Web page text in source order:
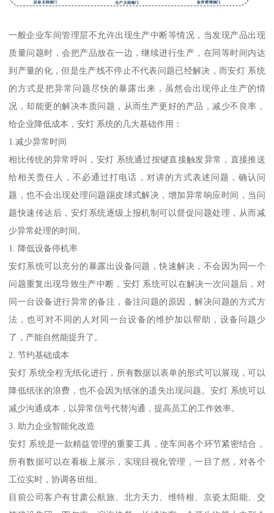
一般企业车间管理层不允许出现生产中断等情况，当发现产品出现
质量问题时，会把产品放在一边，继续进行生产，在同等时间内达
到产量的化，但是生产线不停止不代表问题已经解决，而安灯 系统
的方式是把异常问题尽快的暴露出来，虽然会出现停止生产的情
况，却能更的解决本质问题，从而生产更好的产品，减少不良率，
给企业降低成本，安灯 系统的几大基础作用：
1.减少异常时间
相比传统的异常呼叫，安灯 系统通过按键直接触发异常，直接推送
给相关责任人，不必通过打电话，对讲的方式表述问题，确认问
题，也不会出现处理问题踢皮球式解决，增加异常响应时间，当问
题快速传达后，安灯系统逐级上报机制可以督促问题处理，从而减
少异常处理的时间。
1. 降低设备停机率
安灯系统可以充分的暴露出设备问题，快速解决，不会因为同一个
问题重复出现导致生产中断，安灯 系统可以在解决一次问题后，对
同一台设备进行异常的备注，备注问题的原因，解决问题的方式方
法，也可对不同的人对同一台设备的维护加以帮助，设备问题少
了，产能自然能提升了。
2. 节约基础成本
安灯 系统全程无纸化进行，所有数据以表单的形式可以展现，可以
降低纸张的浪费，也不会因为纸张的遗失出现问题。安灯 系统可以
减少沟通成本，以异常信号代替沟通，提高员工的工作效率。
3. 助力企业智能化改造
安灯 系统是一款精益管理的重要工具，使车间各个环节紧密结合，
所有数据可以在看板上展示，实现目视化管理，一目了然，对各个
工位实时，协调各班组。
目前公司客户有甘肃公航旅、北方天力、维特根、京瓷太阳能、交